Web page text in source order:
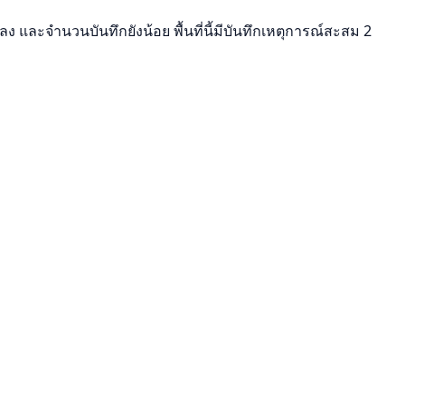
ง และจำนวนบันทึกยังน้อย พื้นที่นี้มีบันทึกเหตุการณ์สะสม 2